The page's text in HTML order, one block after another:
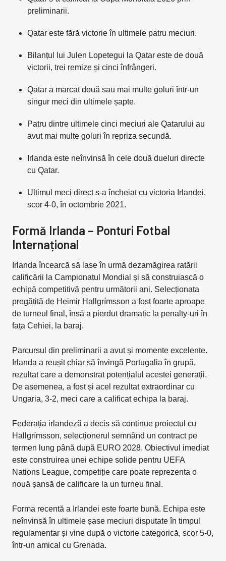
preliminarii.
Qatar este fără victorie în ultimele patru meciuri.
Bilanțul lui Julen Lopetegui la Qatar este de două
victorii, trei remize și cinci înfrângeri.
Qatar a marcat două sau mai multe goluri într-un
singur meci din ultimele șapte.
Patru dintre ultimele cinci meciuri ale Qatarului au
avut mai multe goluri în repriza secundă.
Irlanda este neînvinsă în cele două dueluri directe
cu Qatar.
Ultimul meci direct s-a încheiat cu victoria Irlandei,
scor 4-0, în octombrie 2021.
Formă Irlanda – Ponturi Fotbal
Internațional
Irlanda încearcă să lase în urmă dezamăgirea ratării
calificării la Campionatul Mondial și să construiască o
echipă competitivă pentru următorii ani. Selecționata
pregătită de Heimir Hallgrímsson a fost foarte aproape
de turneul final, însă a pierdut dramatic la penalty-uri în
fața Cehiei, la baraj.
Parcursul din preliminarii a avut și momente excelente.
Irlanda a reușit chiar să învingă Portugalia în grupă,
rezultat care a demonstrat potențialul acestei generații.
De asemenea, a fost și acel rezultat extraordinar cu
Ungaria, 3-2, meci care a calificat echipa la baraj.
Federația irlandeză a decis să continue proiectul cu
Hallgrímsson, selecționerul semnând un contract pe
termen lung până după EURO 2028. Obiectivul imediat
este construirea unei echipe solide pentru UEFA
Nations League, competiție care poate reprezenta o
nouă șansă de calificare la un turneu final.
Forma recentă a Irlandei este foarte bună. Echipa este
neînvinsă în ultimele șase meciuri disputate în timpul
regulamentar și vine după o victorie categorică, scor 5-0,
într-un amical cu Grenada.